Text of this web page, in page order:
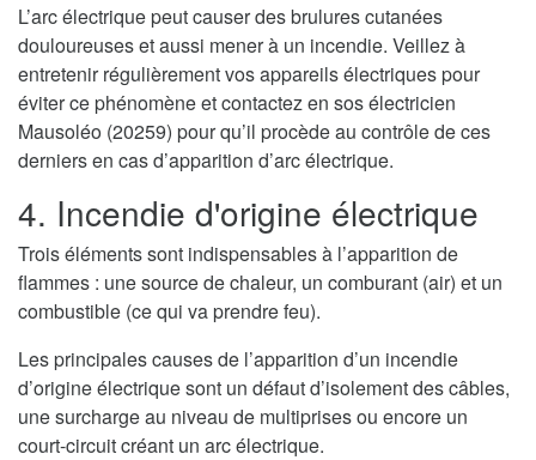
L’arc électrique peut causer des brulures cutanées
douloureuses et aussi mener à un incendie. Veillez à
entretenir régulièrement vos appareils électriques pour
éviter ce phénomène et contactez en sos électricien
Mausoléo (20259) pour qu’il procède au contrôle de ces
derniers en cas d’apparition d’arc électrique.
4. Incendie d'origine électrique
Trois éléments sont indispensables à l’apparition de
flammes : une source de chaleur, un comburant (air) et un
combustible (ce qui va prendre feu).
Les principales causes de l’apparition d’un incendie
d’origine électrique sont un défaut d’isolement des câbles,
une surcharge au niveau de multiprises ou encore un
court-circuit créant un arc électrique.